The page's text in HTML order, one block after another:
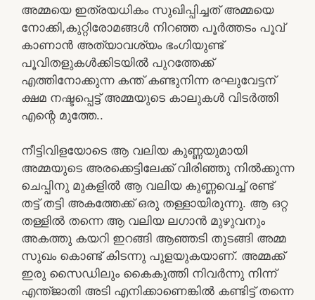
അമ്മയെ ഇത്രയധികം സുഖിപ്പിച്ചത് അമ്മയെ
നോക്കി,കുറ്റിരോമങ്ങൾ നിറഞ്ഞ പൂർത്തടം പൂവ്
കാണാൻ അത്യാവശ്യം ഭംഗിയുണ്ട്
പൂവിതളുകൾക്കിടയിൽ പുറത്തേക്ക്
എത്തിനോക്കുന്ന കന്ത് കണ്ടുനിന്ന രഘുവേട്ടന്
ക്ഷമ നഷ്ടപ്പെട്ട് അമ്മയുടെ കാലുകൾ വിടർത്തി
എന്റെ മുത്തേ..
നീട്ടിവിളയോടെ ആ വലിയ കുണ്ണയുമായി
അമ്മയുടെ അരക്കെട്ടിലേക്ക് വിരിഞ്ഞു നിൽക്കുന്ന
ചെപ്പിനു മുകളിൽ ആ വലിയ കുണ്ണവെച്ച് രണ്ട്
തട്ട് തട്ടി അകത്തേക്ക് ഒരു തള്ളായിരുന്നു. ആ ഒറ്റ
തള്ളിൽ തന്നെ ആ വലിയ ലഗാൻ മുഴുവനും
അകത്തു കയറി ഇറങ്ങി ആഞ്ഞടി തുടങ്ങി അമ്മ
സുഖം കൊണ്ട് കിടന്നു പുളയുകയാണ്. അമ്മക്ക്
ഇരു സൈഡിലും കൈകുത്തി നിവർന്നു നിന്ന്
എന്ത്ജാതി അടി എനിക്കാണെങ്കിൽ കണ്ടിട്ട് തന്നെ